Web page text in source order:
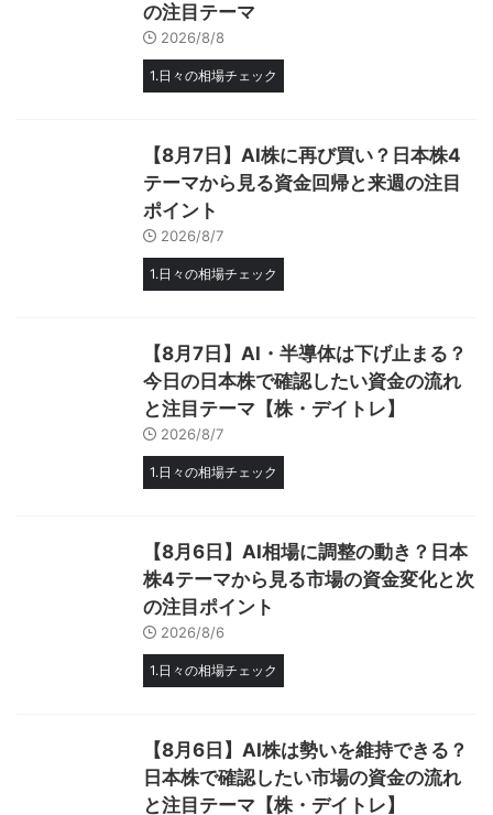
の注目テーマ
2026/8/8
1.日々の相場チェック
【8月7日】AI株に再び買い？日本株4
テーマから見る資金回帰と来週の注目
ポイント
2026/8/7
1.日々の相場チェック
【8月7日】AI・半導体は下げ止まる？
今日の日本株で確認したい資金の流れ
と注目テーマ【株・デイトレ】
2026/8/7
1.日々の相場チェック
【8月6日】AI相場に調整の動き？日本
株4テーマから見る市場の資金変化と次
の注目ポイント
2026/8/6
1.日々の相場チェック
【8月6日】AI株は勢いを維持できる？
日本株で確認したい市場の資金の流れ
と注目テーマ【株・デイトレ】